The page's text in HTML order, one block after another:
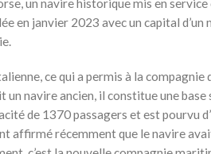
un navire historique mis en service
en janvier 2023 avec un capital d’un
ce qui a permis à la
un navire ancien, il constitue une base
de 1370 passagers et est pourvu
affirmé récemment que le navire